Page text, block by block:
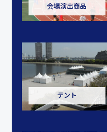
会場演出商品
テント